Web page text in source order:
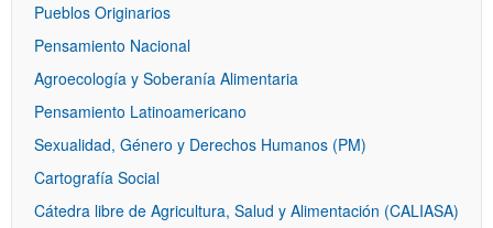
Pueblos Originarios
Pensamiento Nacional
Agroecología y Soberanía Alimentaria
Pensamiento Latinoamericano
Sexualidad, Género y Derechos Humanos (PM)
Cartografía Social
Cátedra libre de Agricultura, Salud y Alimentación (CALIASA)